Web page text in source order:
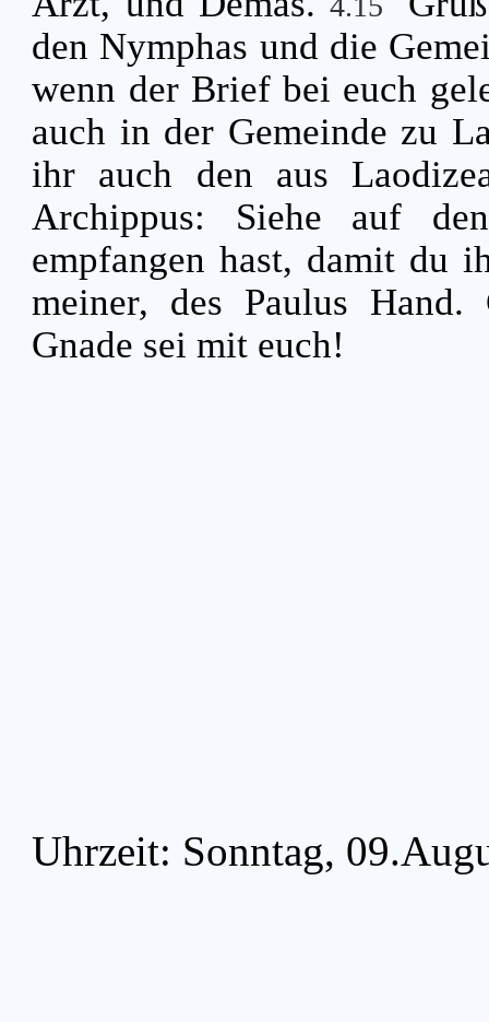
den Nymphas und die
wenn der Brief bei euch
auch in der Gemeinde zu
ihr auch den aus
Archippus: Siehe auf
empfangen hast, damit du
meiner, des Paulus
Gnade sei mit euch!
Uhrzeit: Sonntag,